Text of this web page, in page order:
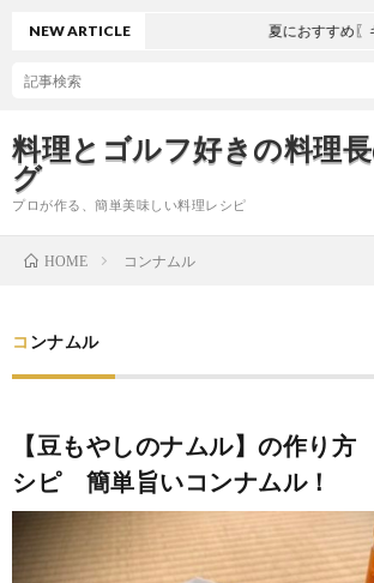
料理とゴルフ好きの料理
グ
プロが作る、簡単美味しい料理レシピ
NEW ARTICLE 夏におすすめ〖キ
HOME コンナムル
コンナムル
【豆もやしのナムル】の作り
シピ 簡単旨いコンナムル！